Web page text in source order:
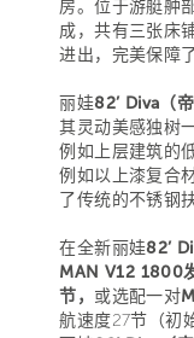
房。位于游艇舯
成，共有三张床
进出，完美保障
丽娃82’ Diva（
其灵动美感独树
例如上层建筑的
例如以上漆复合
了传统的不锈钢
在全新丽娃82’
MAN V12 1800
节， 或选配一对
航速度27节（初